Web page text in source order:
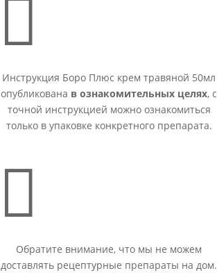

Инструкция Боро Плюс крем травяной 50мл
опубликована в ознакомительных целях, с
точной инструкцией можно ознакомиться
только в упаковке конкретного препарата.

Обратите внимание, что мы не можем
доставлять рецептурные препараты на дом.